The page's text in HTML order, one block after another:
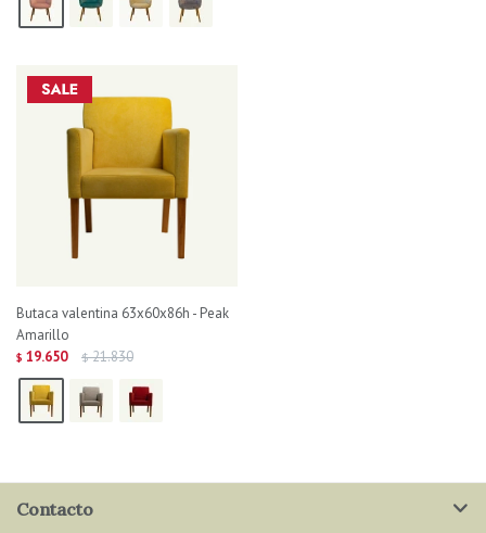
Butaca valentina 63x60x86h - Peak
Amarillo
$ 19.650 $ 21.830
Contacto